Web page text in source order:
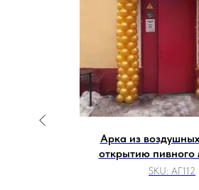
Арка из
открытию пивного
SKU: АГ112